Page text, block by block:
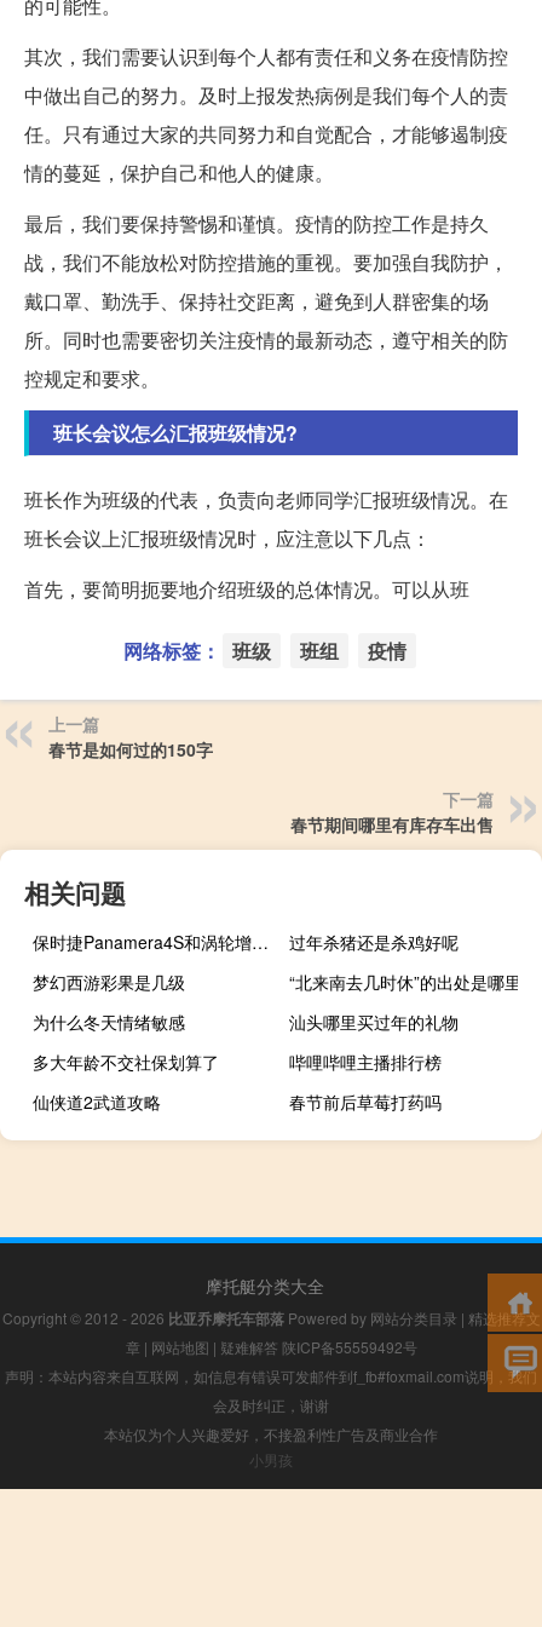
的可能性。
其次，我们需要认识到每个人都有责任和义务在疫情防控
中做出自己的努力。及时上报发热病例是我们每个人的责
任。只有通过大家的共同努力和自觉配合，才能够遏制疫
情的蔓延，保护自己和他人的健康。
最后，我们要保持警惕和谨慎。疫情的防控工作是持久
战，我们不能放松对防控措施的重视。要加强自我防护，
戴口罩、勤洗手、保持社交距离，避免到人群密集的场
所。同时也需要密切关注疫情的最新动态，遵守相关的防
控规定和要求。
班长会议怎么汇报班级情况?
班长作为班级的代表，负责向老师同学汇报班级情况。在
班长会议上汇报班级情况时，应注意以下几点：
首先，要简明扼要地介绍班级的总体情况。可以从班
网络标签： 班级 班组 疫情
上一篇
春节是如何过的150字
下一篇
春节期间哪里有库存车出售
相关问题
保时捷Panamera4S和涡轮增压每个技术人员的梦想之车
过年杀猪还是杀鸡好呢
梦幻西游彩果是几级
“北来南去几时休”的出处是哪里
为什么冬天情绪敏感
汕头哪里买过年的礼物
多大年龄不交社保划算了
哔哩哔哩主播排行榜
仙侠道2武道攻略
春节前后草莓打药吗
摩托艇分类大全
Copyright © 2012 - 2026 比亚乔摩托车部落Powered by 网站分类目录 | 精选推荐文
章 | 网站地图 | 疑难解答 陕ICP备55559492号
声明：本站内容来自互联网，如信息有错误可发邮件到f_fb#foxmail.com说明，我们
会及时纠正，谢谢
本站仅为个人兴趣爱好，不接盈利性广告及商业合作
小男孩